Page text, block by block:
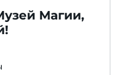
Магии,